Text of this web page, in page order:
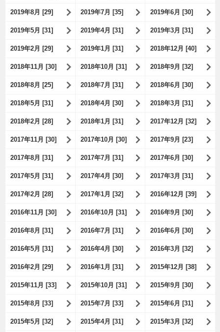
2019年8月 [29] 2019年7月 [35] 2019年6月 [30]
2019年5月 [31] 2019年4月 [31] 2019年3月 [31]
2019年2月 [29] 2019年1月 [31] 2018年12月 [40]
2018年11月 [30] 2018年10月 [31] 2018年9月 [32]
2018年8月 [25] 2018年7月 [31] 2018年6月 [30]
2018年5月 [31] 2018年4月 [30] 2018年3月 [31]
2018年2月 [28] 2018年1月 [31] 2017年12月 [32]
2017年11月 [30] 2017年10月 [30] 2017年9月 [23]
2017年8月 [31] 2017年7月 [31] 2017年6月 [30]
2017年5月 [31] 2017年4月 [30] 2017年3月 [31]
2017年2月 [28] 2017年1月 [32] 2016年12月 [39]
2016年11月 [30] 2016年10月 [31] 2016年9月 [30]
2016年8月 [31] 2016年7月 [31] 2016年6月 [30]
2016年5月 [31] 2016年4月 [30] 2016年3月 [32]
2016年2月 [29] 2016年1月 [31] 2015年12月 [38]
2015年11月 [33] 2015年10月 [31] 2015年9月 [30]
2015年8月 [33] 2015年7月 [33] 2015年6月 [31]
2015年5月 [32] 2015年4月 [31] 2015年3月 [32]